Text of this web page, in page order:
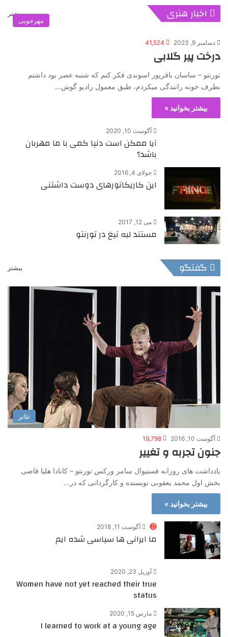
اخبار هنری بیشتر
مهرجویی
دسامبر 9, 2023 41,524
درخت پیر گلابی
تورنتو – ساسان باقرپور اسوندی فکر کنم که شنبه عصر بود داشتم
بطرف خونه رانندگی میکردم، طبق معمول رادیو گوش…
بیشتر بخوانید »
آگوست 10, 2020
آیا ممکن است دنیا کمی با ما مهربان
باشد؟
جولای 4, 2016
این کاریکاتورهای دوست داشتنی
می 12, 2017
مستند لبه تیغ در تورنتو
گفتگو بیشتر
تئاتر
آگوست 10, 2016 19,798
جنون تجربه و تغییر
یادداشت های روزانه فستیوال سامر ورکس تورنتو – کانادا هلیا قاضی
بخش اول محمد یعقوبی نویسنده و کارگردانی که در…
بیشتر بخوانید »
آگوست 11, 2018
ما ایرانی ها سیاسی شده ایم
آوریل 23, 2020
Women have not yet reached their true
status
مارس 15, 2020
I learned to work at a young age